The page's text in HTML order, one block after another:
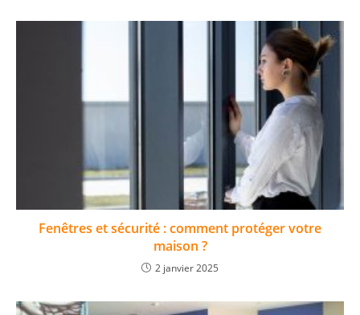
Fenêtres et sécurité : comment protéger votre
maison ?
2 janvier 2025